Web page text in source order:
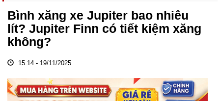
Bình xăng xe Jupiter bao nhiêu
lít? Jupiter Finn có tiết kiệm xăng
không?
15:14 - 19/11/2025